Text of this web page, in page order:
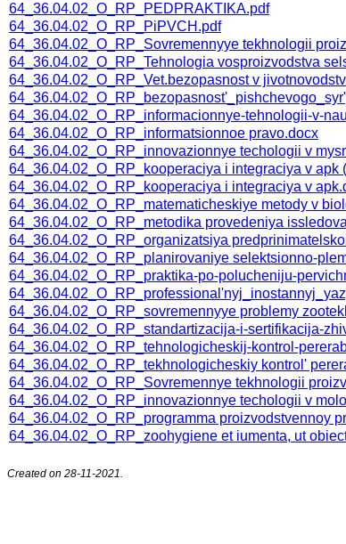
64_36.04.02_O_RP_PEDPRAKTIKA.pdf
64_36.04.02_O_RP_PiPVCH.pdf
64_36.04.02_O_RP_Sovremennyye tekhnologii
64_36.04.02_O_RP_Tehnologia vosproizvodstva
64_36.04.02_O_RP_Vet.bezopasnost v
64_36.04.02_O_RP_informacionnye-tehnologii-v-
64_36.04.02_O_RP_informatsionnoe pravo.docx
64_36.04.02_O_RP_innovazionnye techologii v
64_36.04.02_O_RP_kooperaciya i integraciya v apk
64_36.04.02_O_RP_kooperaciya i integraciya v
64_36.04.02_O_RP_matematicheskiye metody v
64_36.04.02_O_RP_metodika provedeniya
64_36.04.02_O_RP_organizatsiya
64_36.04.02_O_RP_planirovaniye selektsionno-
64_36.04.02_O_RP_praktika-po-polucheniju-
64_36.04.02_O_RP_sovremennyye problemy
64_36.04.02_O_RP_standartizacija-i-sertifikacija-
64_36.04.02_O_RP_tehnologicheskij-kontrol-
64_36.04.02_O_RP_tekhnologicheskiy kontrol'
64_36.04.02_О_RP_Sovremennye tekhnologii
64_36.04.02_О_RP_innovazionnye techologii v
64_36.04.02_О_RP_programma proizvodstvennoy
64_36.04.02_О_RP_zoohygiene et iumenta, ut
Created on 28-11-2021.